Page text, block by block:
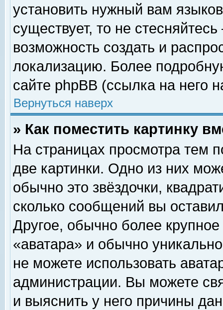
установить нужный вам
существует, то не
возможность создать и
локализацию. Более
сайте phpBB (ссылка на него
Вернуться наверх
» Как поместить картинку
На страницах просмотра тем
две картинки. Одно из них
обычно это звёздочки,
сколько сообщений вы
Другое, обычно более
«аватара» и обычно
не можете использовать
администрации. Вы можете
и выяснить у него причины